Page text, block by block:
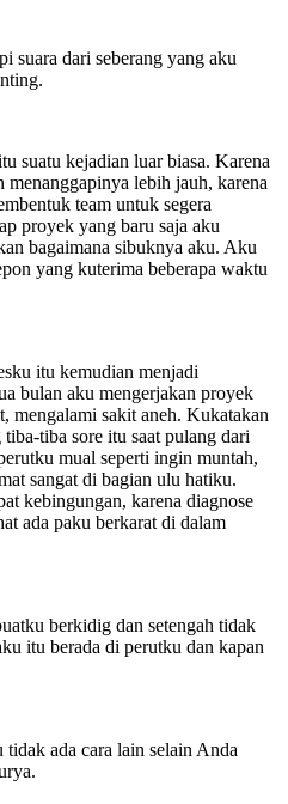
suara dari seberang yang aku
suatu kejadian luar biasa. Karena
lebih jauh, karena
team untuk segera
proyek yang baru saja aku
bagaimana sibuknya aku. Aku
yang kuterima beberapa waktu
itu kemudian menjadi
bulan aku mengerjakan proyek
mengalami sakit aneh. Kukatakan
tiba sore itu saat pulang dari
mual seperti ingin muntah,
sangat di bagian ulu hatiku.
kebingungan, karena diagnose
ada paku berkarat di dalam
berkidig dan setengah tidak
itu berada di perutku dan kapan
ada cara lain selain Anda